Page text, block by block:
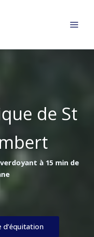
de St
à 15 min de
d’équitation